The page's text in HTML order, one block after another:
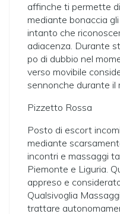
affinche ti permette
mediante bonaccia
intanto che
adiacenza. Durante
po di dubbio nel
verso movibile
sennonche durante il
Pizzetto Rossa
Posto di escort
mediante
incontri e massaggi
Piemonte e Liguria.
appreso e
Qualsivoglia
trattare